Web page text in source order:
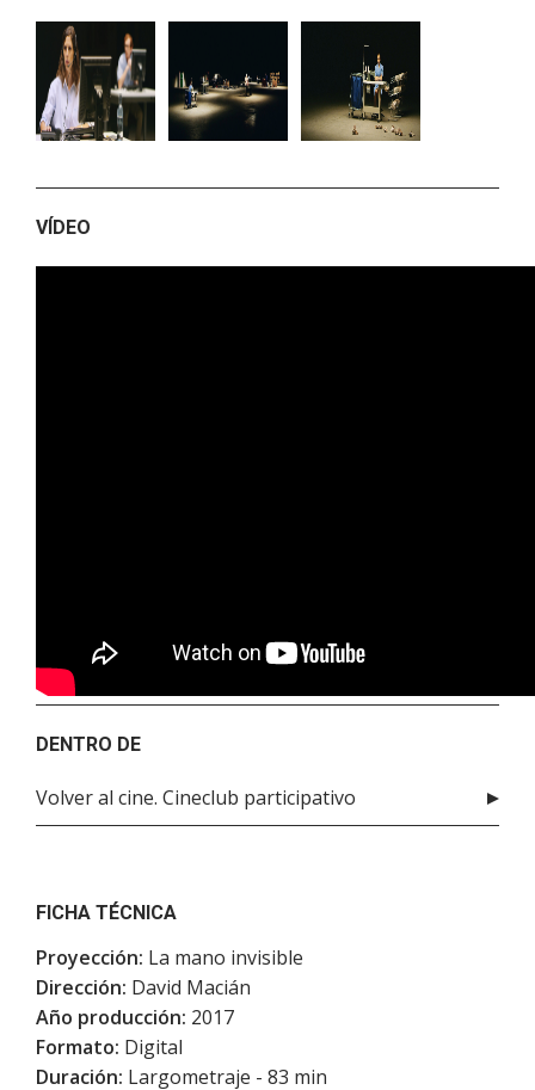
VÍDEO
DENTRO DE
Volver al cine. Cineclub participativo
FICHA TÉCNICA
Proyección: La mano invisible
Dirección: David Macián
Año producción: 2017
Formato: Digital
Duración: Largometraje - 83 min